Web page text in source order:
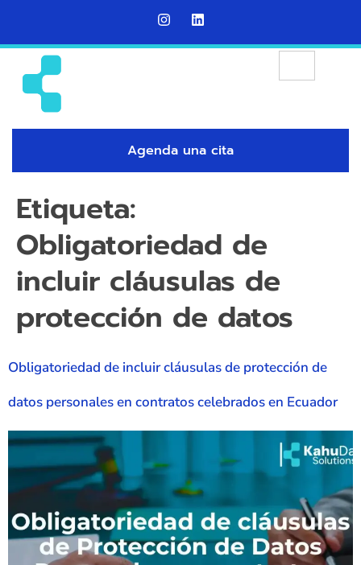
Agenda una cita
Etiqueta:
Obligatoriedad de
incluir cláusulas de
protección de datos
Obligatoriedad de incluir cláusulas de protección de
datos personales en contratos celebrados en Ecuador